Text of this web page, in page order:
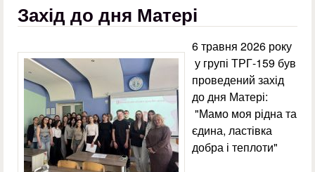
Захід до дня Матері
6 травня 2026 року
у групі ТРГ-159 був
проведений захід
до дня Матері:
"Мамо моя рідна та
єдина, ластівка
добра і теплоти"